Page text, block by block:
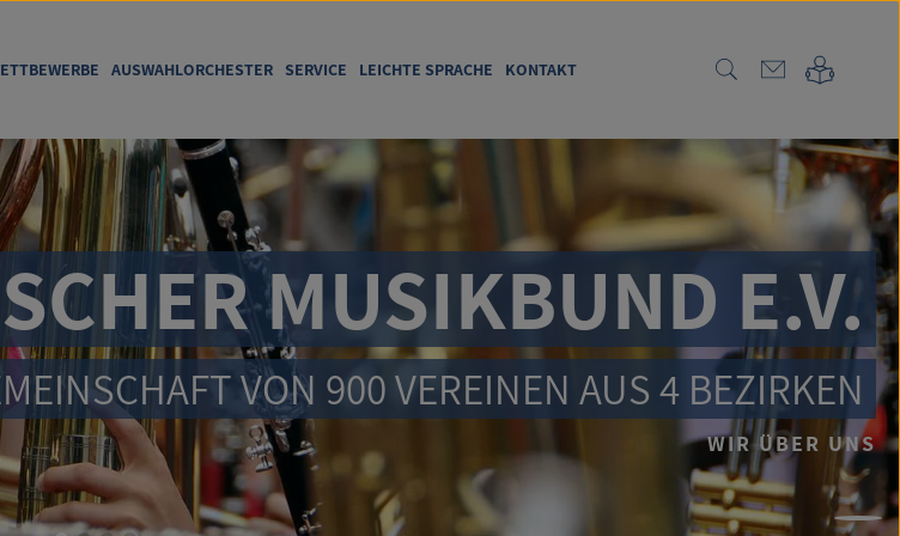
AUSWAHLORCHESTER SERVICE LEICHTE SPRACHE KONTAKT
MUSIKBUND E.V.
VON 900 VEREINEN AUS 4 BEZIRKEN
WIR ÜBER UNS